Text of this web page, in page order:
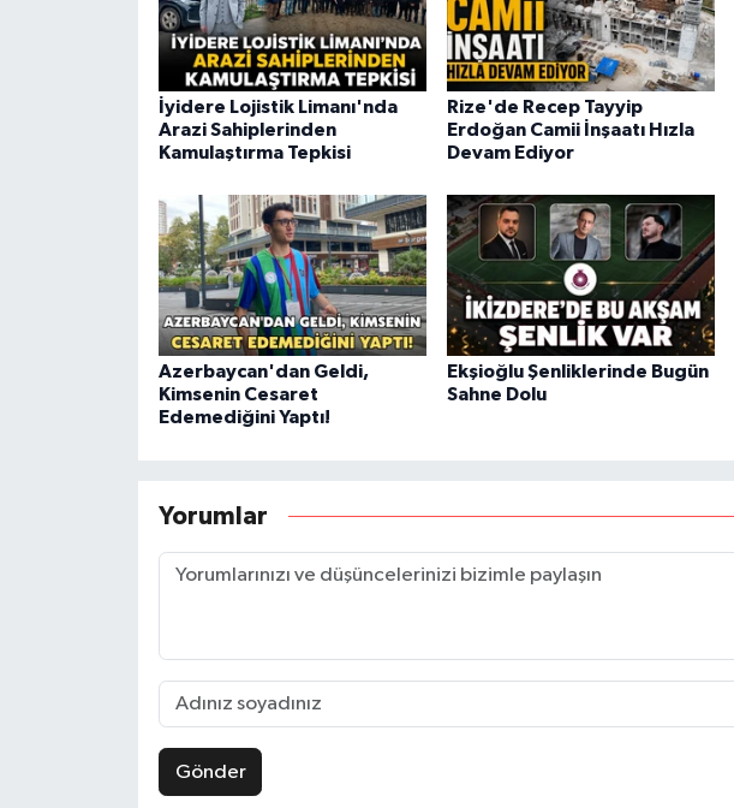
İyidere Lojistik Limanı'nda
Arazi Sahiplerinden
Kamulaştırma Tepkisi
Rize'de Recep Tayyip
Erdoğan Camii İnşaatı Hızla
Devam Ediyor
Azerbaycan'dan Geldi,
Kimsenin Cesaret
Edemediğini Yaptı!
Ekşioğlu Şenliklerinde Bugün
Sahne Dolu
Yorumlar
Gönder